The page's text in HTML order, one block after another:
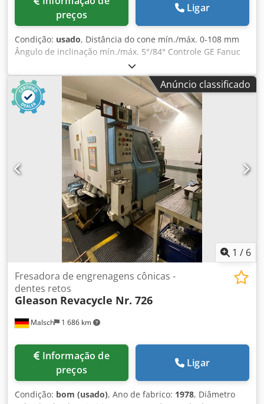
preços
Ligar
Condição: usado, Distância do cone mín./máx. 0-108 mm
Ângulo de inclinação mín./máx. 5°/84° Controle GE Fanuc
Série 0-GC Diâmetro do círculo primitivo (relação 1:1) 152
mm Diâmetro do círculo primitivo (relação 10:1) 216 mm
Distância de diâmetro (mais fino/mais grosso) 1,3/8,5 Mód.
Largura máxima da face do engrenamento 35 mm
Velocidade do fuso da faca 41-121 rpm Faixa de rotação do
fuso de trabalho 0-33,33 rpm Dkjdsyh Rmmspfx Abqsr
Peso 9025 kg Dimensões aproximadas 2707 x 2720 x 2200
mm Equipamento/Acessórios: - 18 jogos de facas -
Transportador de cavacos - Documentação técnica
Anúncio classificado
1 / 6
Malsch 1 686 km
Fresadora de engrenagens cônicas -
dentes retos
Gleason Revacycle Nr. 726
preços
Ligar
Condição: bom (usado), Ano de fabrico: 1978, Diâmetro